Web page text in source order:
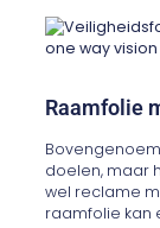
Raamfolie
doelen, maar
wel reclame
raamfolie kan